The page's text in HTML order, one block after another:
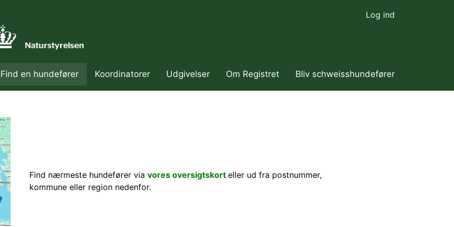
Log ind
navigation
Find en hundefører Koordinatorer Udgivelser Om Registret Bliv schweisshundefører
Find nærmeste hundefører via vores oversigtskort eller ud fra postnummer,
kommune eller region nedenfor.